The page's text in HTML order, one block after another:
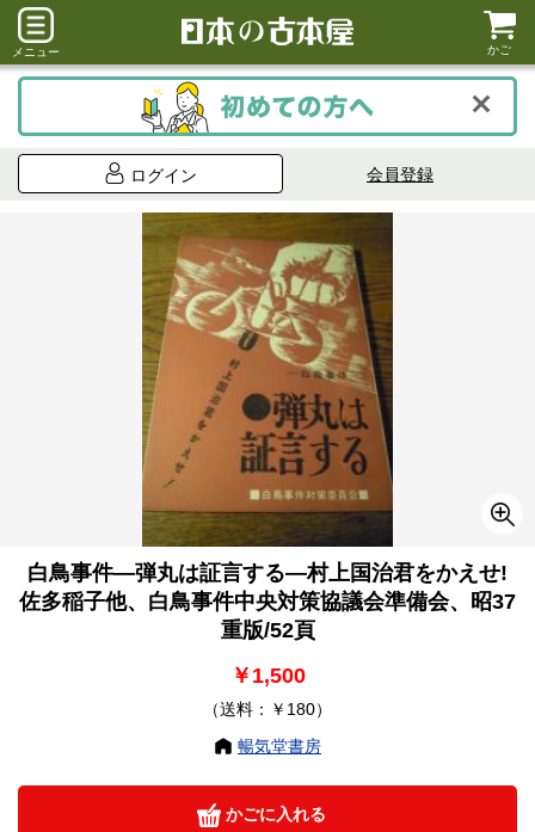
メニュー かご
ログイン 会員登録
白鳥事件—弾丸は証言する—村上国治君をかえせ!
佐多稲子他、白鳥事件中央対策協議会準備会、昭37
重版/52頁
￥1,500
（送料：￥180）
暢気堂書房
かごに入れる